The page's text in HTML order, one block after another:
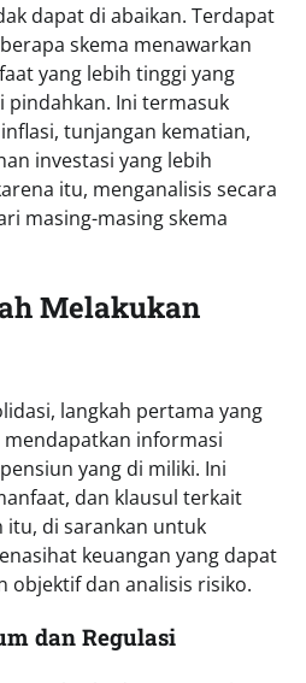
dapat di abaikan. Terdapat
skema menawarkan
yang lebih tinggi yang
pindahkan. Ini termasuk
tunjangan kematian,
investasi yang lebih
itu, menganalisis secara
masing-masing skema
Melakukan
langkah pertama yang
informasi
yang di miliki. Ini
dan klausul terkait
itu, di sarankan untuk
keuangan yang dapat
objektif dan analisis risiko.
dan Regulasi